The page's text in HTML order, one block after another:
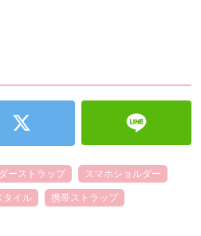
ーストラップ スマホショルダー
タイル 携帯ストラップ